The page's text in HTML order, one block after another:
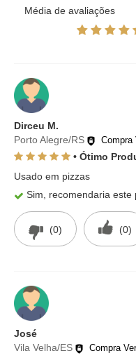
Média de avaliações
Dirceu M.
Porto Alegre/RS
Compra
• Ótimo
Usado em pizzas
Sim, recomendaria este
(0) (0)
José
Vila Velha/ES
Compra